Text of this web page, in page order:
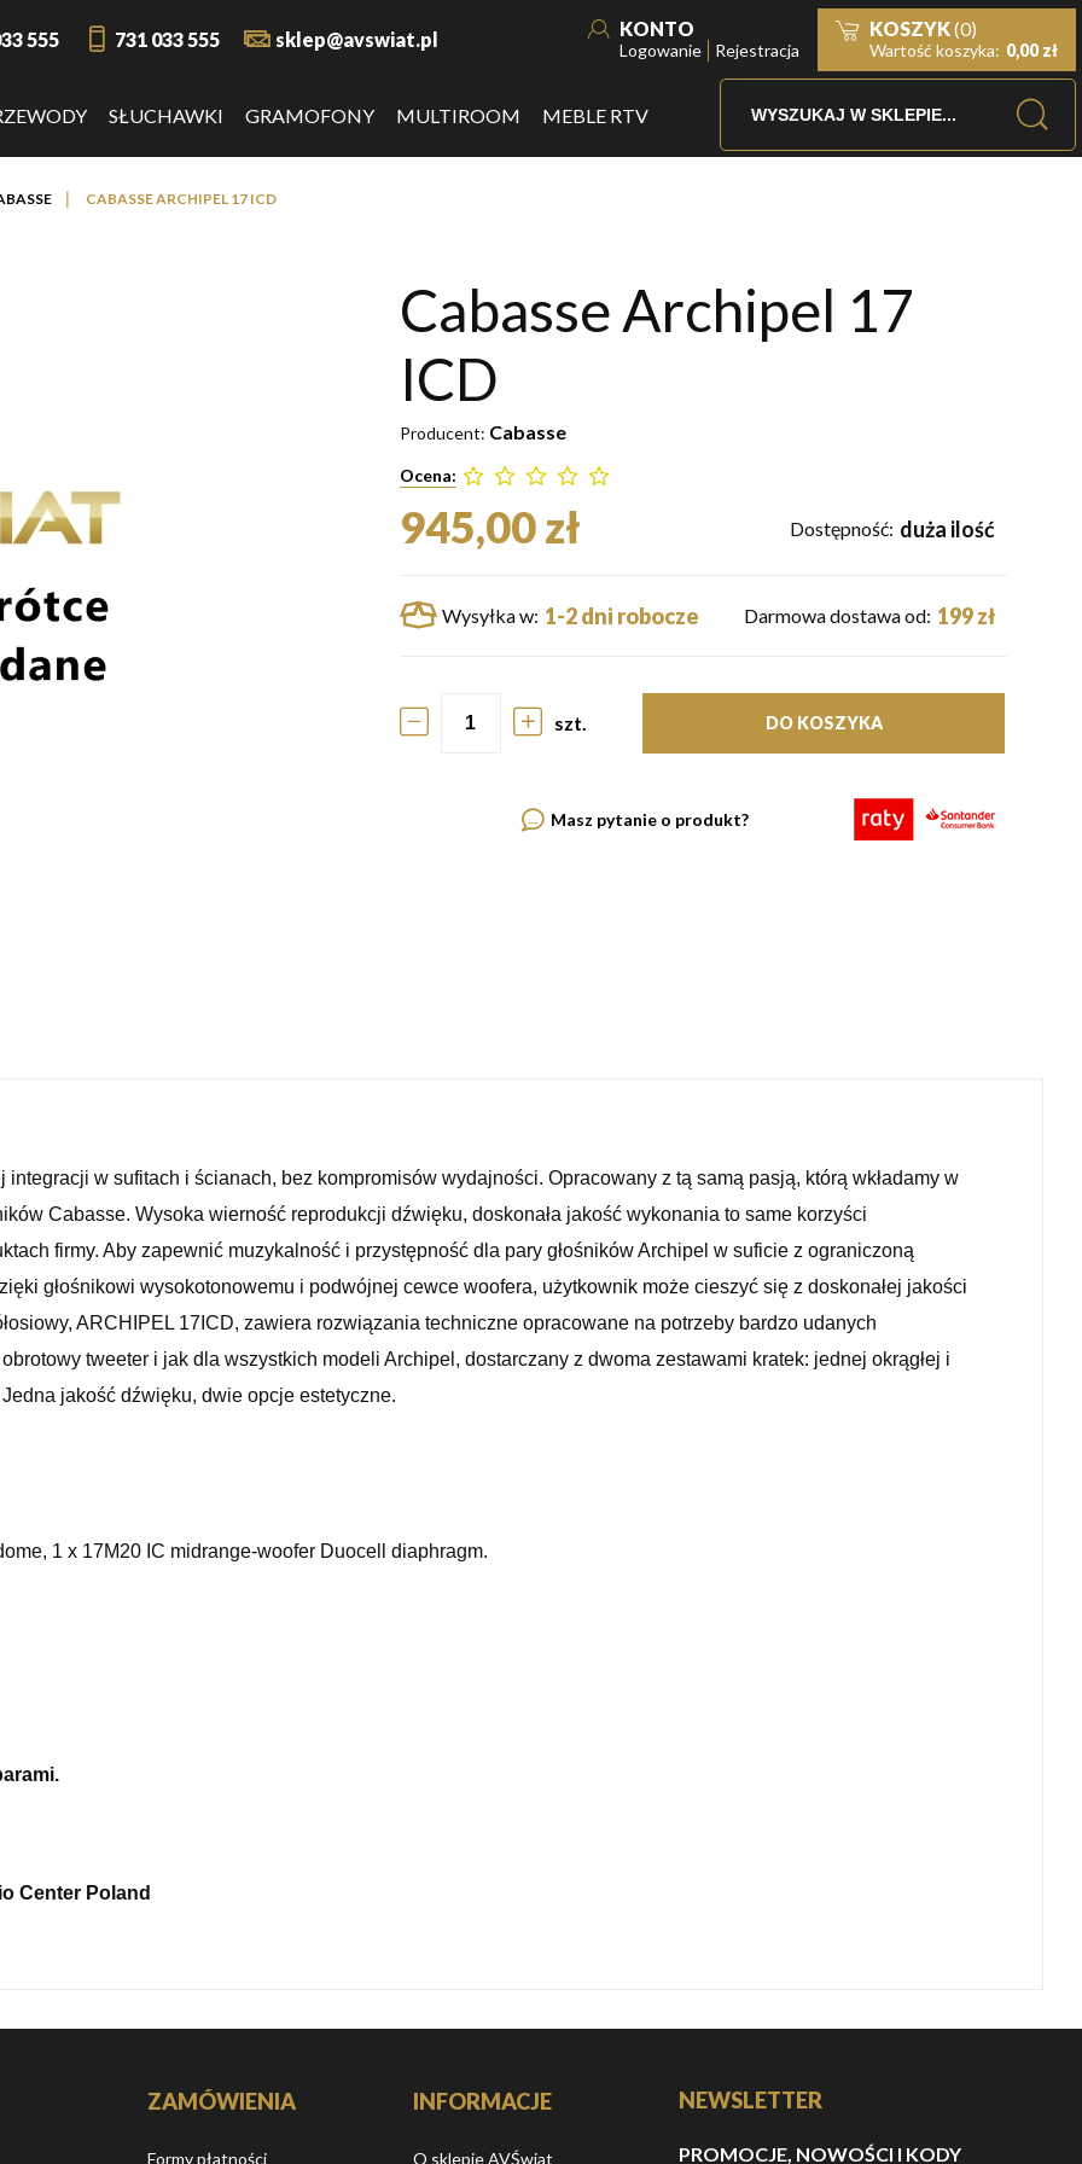
555 731 033 555 sklep@avswiat.pl KONTO
Logowanie Rejestracja
KOSZYK(0)
Wartość koszyka: 0,00 zł
SŁUCHAWKI GRAMOFONY MULTIROOM MEBLE RTV
❘ CABASSE ARCHIPEL 17 ICD
Cabasse Archipel 17
ICD
Producent: Cabasse
Ocena:
945,00 zł Dostępność: duża ilość
Wysyłka w: 1-2 dni robocze Darmowa dostawa od: 199 zł
szt. DO KOSZYKA
Masz pytanie o produkt?
integracji w sufitach i ścianach, bez kompromisów wydajności. Opracowany z tą samą pasją, którą wkładamy w
Cabasse. Wysoka wierność reprodukcji dźwięku, doskonała jakość wykonania to same korzyści
firmy. Aby zapewnić muzykalność i przystępność dla pary głośników Archipel w suficie z ograniczoną
głośnikowi wysokotonowemu i podwójnej cewce woofera, użytkownik może cieszyć się z doskonałej jakości
, ARCHIPEL 17ICD, zawiera rozwiązania techniczne opracowane na potrzeby bardzo udanych
obrotowy tweeter i jak dla wszystkich modeli Archipel , dostarczany z dwoma zestawami kratek: jednej okrągłej i
Jedna jakość dźwięku, dwie opcje estetyczne.
1 x 17M20 IC midrange-woofer Duocell diaphragm.
Center Poland
ZAMÓWIENIA
Formy płatności
INFORMACJE
O sklepie AVŚwiat
NEWSLETTER
PROMOCJE, NOWOŚCI I KODY